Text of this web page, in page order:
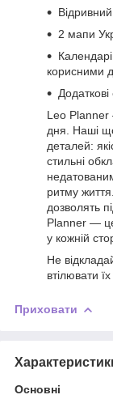
2 мапи
корисними
Leo Planner
дня. Наші
деталей:
стильні
ритму
дозволять
Planner —
у кожній
Не
втілювати
Приховати
Основні